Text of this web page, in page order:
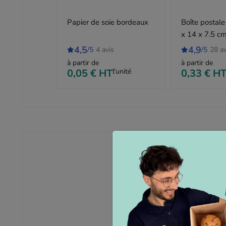
Papier de soie bordeaux
4,5/5 4 avis
à partir de
0,05 € HTl'unité
Boîte
x 14 x 7.5 cm
4,9/5 28
à partir de
0,33 €
Optez pour ces
Ces sachets en papier kraft